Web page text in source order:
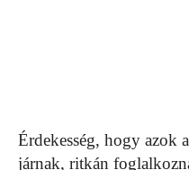
Érdekesség, hogy azok
járnak, ritkán